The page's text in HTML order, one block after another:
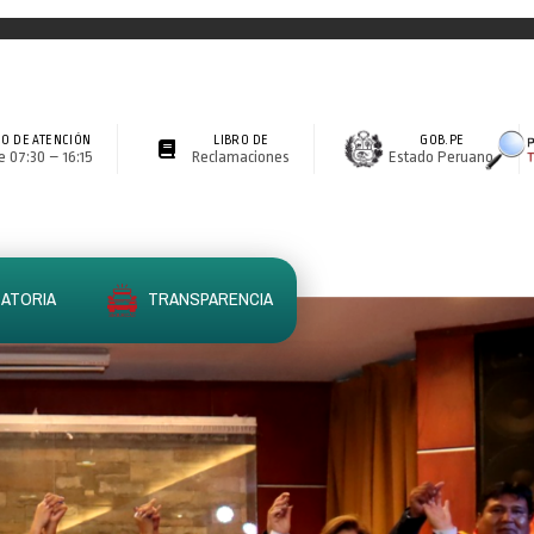
DE ATENCIÓN
07:30 – 16:15
LIBRO DE
Reclamaciones
GOB.PE
Estado Peruano
TRANSPARENCIA